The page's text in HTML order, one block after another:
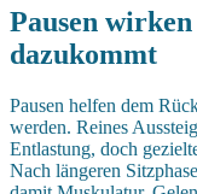
Pausen wirken
dazukommt
Pausen helfen dem
werden. Reines
Entlastung, doch
Nach längeren